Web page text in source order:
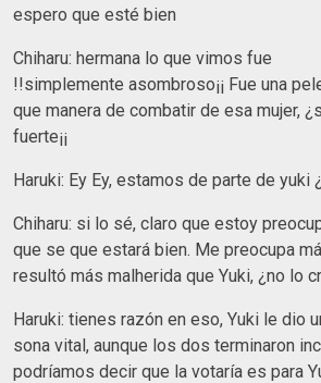
espero que esté bien
Chiharu: hermana lo que vimos fue
!!simplemente asombroso¡¡ Fue una
que manera de combatir de esa mujer,
fuerte¡¡
Haruki: Ey Ey, estamos de parte de yuki
Chiharu: si lo sé, claro que estoy
que se que estará bien. Me preocupa
resultó más malherida que Yuki, ¿no lo
Haruki: tienes razón en eso, Yuki le dio
sona vital, aunque los dos terminaron
podríamos decir que la votaría es para